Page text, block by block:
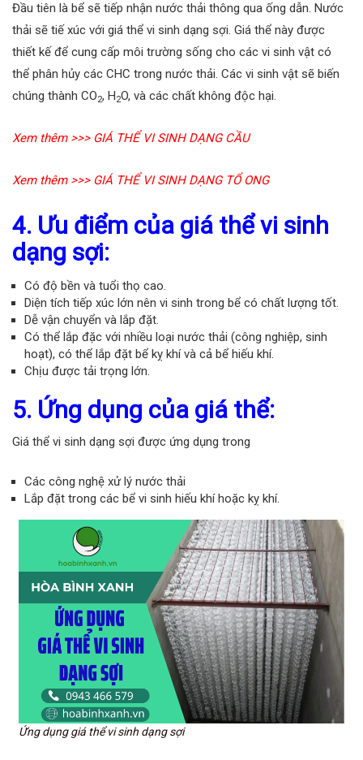
Đầu tiên là bể sẽ tiếp nhận nước thải thông qua ống dẫn. Nước
thải sẽ tiế xúc với giá thể vi sinh dạng sợi. Giá thể này được
thiết kế để cung cấp môi trường sống cho các vi sinh vật có
thể phân hủy các CHC trong nước thải. Các vi sinh vật sẽ biến
chúng thành CO2, H2O, và các chất không độc hại.
Xem thêm >>> GIÁ THỂ VI SINH DẠNG CẦU
Xem thêm >>> GIÁ THỂ VI SINH DẠNG TỔ ONG
4. Ưu điểm của giá thể vi sinh
dạng sợi:
Có độ bền và tuổi thọ cao.
Diện tích tiếp xúc lớn nên vi sinh trong bể có chất lượng tốt.
Dễ vận chuyển và lắp đặt.
Có thể lắp đặc với nhiều loại nước thải (công nghiệp, sinh
hoạt), có thể lắp đặt bể kỵ khí và cả bể hiếu khí.
Chịu được tải trọng lớn.
5. Ứng dụng của giá thể:
Giá thể vi sinh dạng sợi được ứng dụng trong
Các công nghệ xử lý nước thải
Lắp đặt trong các bể vi sinh hiếu khí hoặc kỵ khí.
Ứng dụng giá thể vi sinh dạng sợi